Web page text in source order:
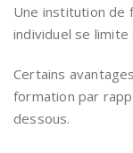
Une institution de
individuel se
Certains
formation par
dessous.